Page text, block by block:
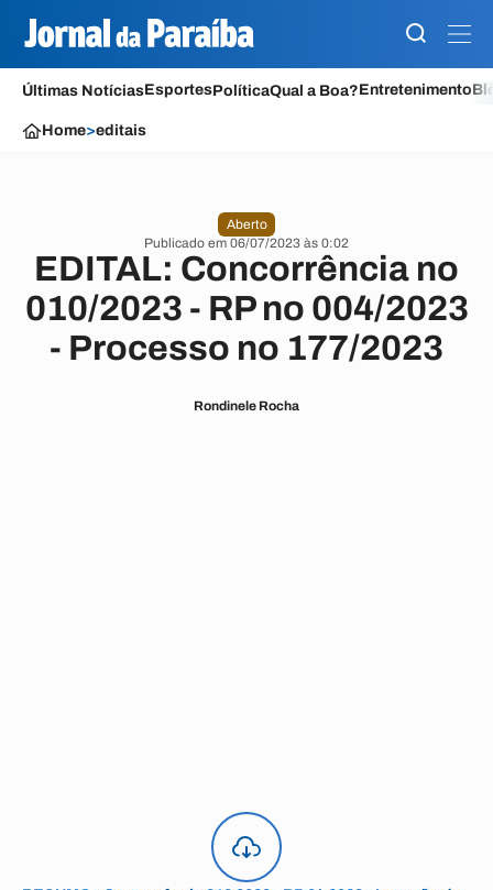
Últimas NotíciasEsportesPolíticaQual a Boa?Entretenimento
Home>editais
Aberto
Publicado em 06/07/2023 às 0:02
EDITAL: Concorrência no
010/2023 - RP no 004/2023
- Processo no 177/2023
Rondinele Rocha